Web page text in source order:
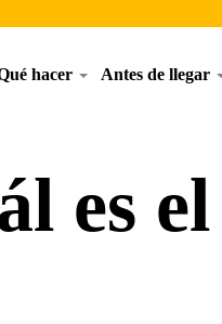
hacer Antes de llegar
es